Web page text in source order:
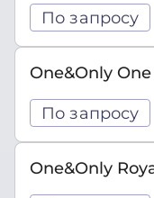
По запросу
One&Only
По запросу
One&Only